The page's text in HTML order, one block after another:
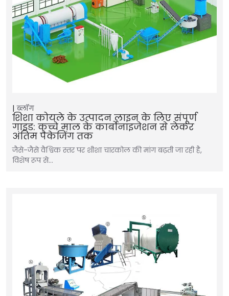
ब्लॉग
शिशा कोयले के उत्पादन लाइन के लिए संपूर्ण
गाइड: कच्चे माल के कार्बोनाइजेशन से लेकर
अंतिम पैकेजिंग तक
जैसे-जैसे वैश्विक स्तर पर शीशा चारकोल की मांग बढ़ती जा रही है,
विशेष रूप से…